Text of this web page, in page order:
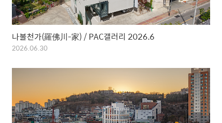
나불천가(羅佛川-家) / PAC갤러리 2026.6
2026.06.30